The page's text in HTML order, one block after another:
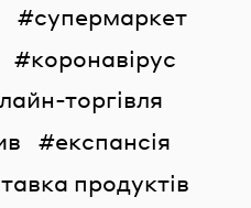
супермаркет
коронавірус
торгівля
експансія
продуктів